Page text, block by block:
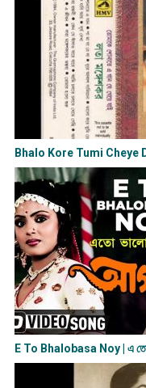
Bhalo Kore Tumi Cheye
E To Bhalobasa Noy | এ তো